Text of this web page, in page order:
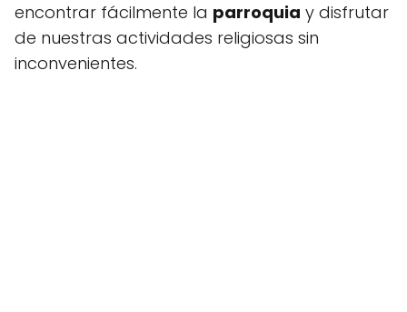
encontrar fácilmente la parroquia y disfrutar
de nuestras actividades religiosas sin
inconvenientes.